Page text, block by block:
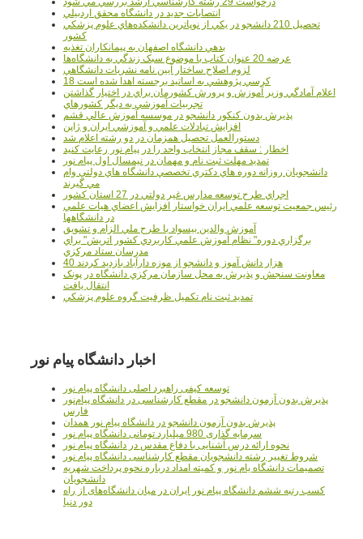
انتصابات جديد در دانشگاه محقق اردبيلي
تحصيل 210 دانشجو در يکي از نوپاترين دانشکده‌هاي علوم پزشکي
کشور
بدهي دانشگاه اصفهان به پيمانکاران تغذيه
عرضه 20 عنوان کتاب با موضوع سبک زندگي به دانشگاه‌ها
لزوم اصلاح ساختار آيين نامه نشريات دانشگاهي
18 کرسي پژوهشي به اساتيد برجسته اهدا شده است
اعلام آمادگي وزير آموزش و پرورش کشورمان براي در اختيار گذاشتن
تجربيات آموزشي به ديگر کشورهاي
پذيرش بدون کنکور دانشجو در موسسه آموزش عالي قشم
افزايش تبادلات علمي و آموزشي ايران و ژاپن
دستورالعمل تحصیل همزمان در دو رشته اعلام شد
اخطار : سقف مجاز انتخاب واحد را در پیام نور رعایت کنید
تمدید مهلت ثبت نام و مهمان در نیمسال اول پیام نور
دانشجويان روزانه دوره هاي دكتري تخصصي دانشگاه هاي دولتي وام
مي گيرند
اجراي طرح توسعه مدارس غير دولتي در 27 استان کشور
رئيس جمعيت توسعه علمي ايران خواستار افزايش اعضاي هيات علمي
در دانشگاهها
آموزش والدين بيسواد با طرح ملي الزام و تشويق
برگزاري دوره" نظام آموزش علمي كاربردي كشور اتريش" براي
مدرسان ستاد مرکزي
40 هزار دانش آموز و دانشجو از موزه دارآباد بازديد کردند
معاونت سنجش و پذيرش به محل سازمان مرکزي دانشگاه در پونک
انتقال يافت
تمديد ثبت نام تکميل ظرفيت گروه علوم پزشکي
اخبار دانشگاه پیام نور
توسعه کیفی راهبرد اصلی دانشگاه پیام نور
پذیرش بدون آزمون دانشجو در مقطع کارشناسی در دانشگاه پیام‌نور
فارس
پذیرش بدون آزمون دانشجو در دانشگاه پیام نور همدان
سرمایه گذاری 980 میلیارد تومانی دانشگاه پیام نور
نحوه ارائه درس آشنایی با دفاع مقدس در دانشگاه پیام نور
شروط تغییر رشته دانشجویان مقطع کارشناسی دانشگاه پیام نور
تصمیمات دانشگاه یام نور و کمیته امداد درباره نحوه پرداخت شهریه
دانشجویان
کسب رتبه ششم دانشگاه پیام نور ایران در میان دانشگاه‌های از راه
دور دنیا